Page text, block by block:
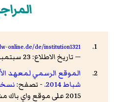
online.de/de/institution1321
— تاريخ الاطلاع: 23 سبتمبر 2019
شباط 2014.
- تصفح:
2015 على موقع واي باك مشين.